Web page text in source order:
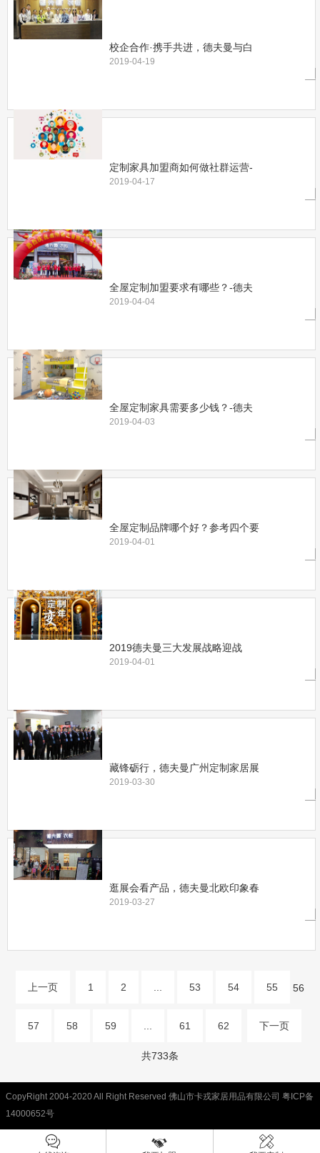
校企合作·携手共进，德夫曼与白
2019-04-19
定制家具加盟商如何做社群运营-
2019-04-17
全屋定制加盟要求有哪些？-德夫
2019-04-04
全屋定制家具需要多少钱？-德夫
2019-04-03
全屋定制品牌哪个好？参考四个要
2019-04-01
2019德夫曼三大发展战略迎战
2019-04-01
藏锋砺行，德夫曼广州定制家居展
2019-03-30
逛展会看产品，德夫曼北欧印象春
2019-03-27
上一页 1 2 53 54 55 56
57 58 59 61 62 下一页
共733条
CopyRight 2004-2020 All Right Reserved 佛山市卡戎家居用品有限公司 粤ICP备
14000652号